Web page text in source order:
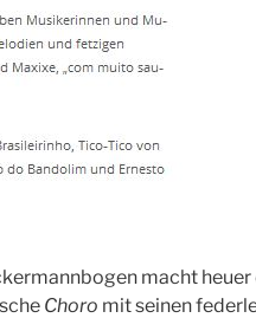
macht
Choro mit seinen